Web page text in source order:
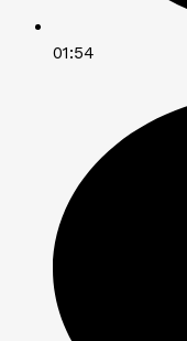
01:54